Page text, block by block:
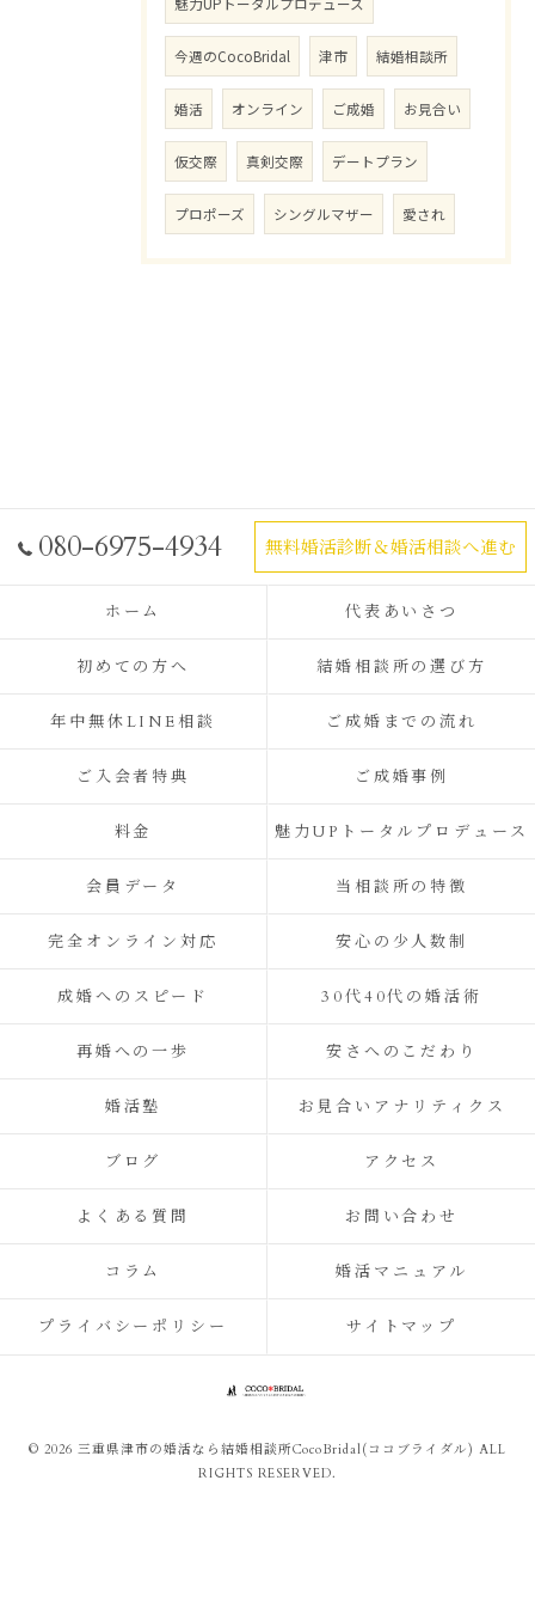
今週のCocoBridal 津市 結婚相談所
婚活 オンライン ご成婚 お見合い
仮交際 真剣交際 デートプラン
プロポーズ シングルマザー 愛され
080-6975-4934 無料婚活診断＆婚活相談へ進む
ホーム 代表あいさつ
初めての方へ 結婚相談所の選び方
年中無休LINE相談 ご成婚までの流れ
ご入会者特典 ご成婚事例
料金 魅力UPトータルプロデュース
会員データ 当相談所の特徴
完全オンライン対応 安心の少人数制
成婚へのスピード 30代40代の婚活術
再婚への一歩 安さへのこだわり
婚活塾 お見合いアナリティクス
ブログ アクセス
よくある質問 お問い合わせ
コラム 婚活マニュアル
プライバシーポリシー サイトマップ
© 2026 三重県津市の婚活なら結婚相談所CocoBridal(ココブライダル) ALL
RIGHTS RESERVED.